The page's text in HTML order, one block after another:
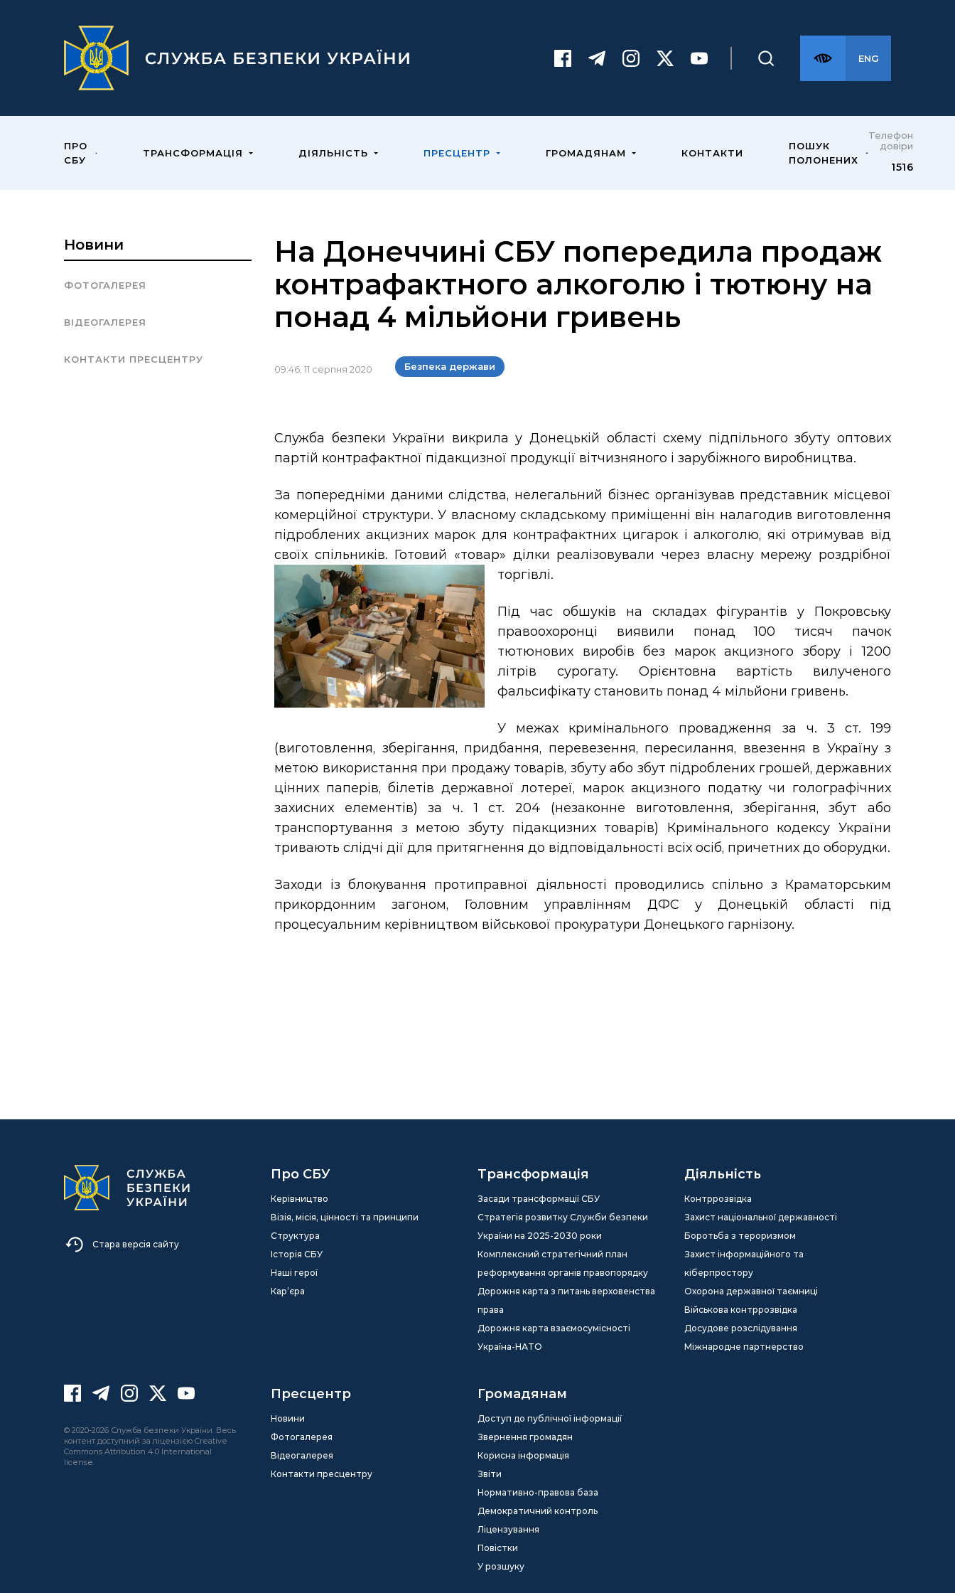
ENG
ПРО
СБУ
ТРАНСФОРМАЦІЯ ДІЯЛЬНІСТЬ ПРЕСЦЕНТР ГРОМАДЯНАМ КОНТАКТИ
ПОШУК
ПОЛОНЕНИХ
Телефон
довіри
1516
Новини
ФОТОГАЛЕРЕЯ
ВІДЕОГАЛЕРЕЯ
КОНТАКТИ ПРЕСЦЕНТРУ
На Донеччині СБУ попередила продаж
контрафактного алкоголю і тютюну на
понад 4 мільйони гривень
09:46, 11 серпня 2020 Безпека держави
Служба безпеки України викрила у Донецькій області схему підпільного збуту оптових
партій контрафактної підакцизної продукції вітчизняного і зарубіжного виробництва.
За попередніми даними слідства, нелегальний бізнес організував представник місцевої
комерційної структури. У власному складському приміщенні він налагодив виготовлення
підроблених акцизних марок для контрафактних цигарок і алкоголю, які отримував від
своїх спільників. Готовий «товар» ділки реалізовували через власну мережу роздрібної
торгівлі.
Під час обшуків на складах фігурантів у Покровську
правоохоронці виявили понад 100 тисяч пачок
тютюнових виробів без марок акцизного збору і 1200
літрів сурогату. Орієнтовна вартість вилученого
фальсифікату становить понад 4 мільйони гривень.
У межах кримінального провадження за ч. 3 ст. 199
(виготовлення, зберігання, придбання, перевезення, пересилання, ввезення в Україну з
метою використання при продажу товарів, збуту або збут підроблених грошей, державних
цінних паперів, білетів державної лотереї, марок акцизного податку чи голографічних
захисних елементів) за ч. 1 ст. 204 (незаконне виготовлення, зберігання, збут або
транспортування з метою збуту підакцизних товарів) Кримінального кодексу України
тривають слідчі дії для притягнення до відповідальності всіх осіб, причетних до оборудки.
Заходи із блокування протиправної діяльності проводились спільно з Краматорським
прикордонним загоном, Головним управлінням ДФС у Донецькій області під
процесуальним керівництвом військової прокуратури Донецького гарнізону.
Стара версія сайту
Про СБУ
Керівництво
Візія, місія, цінності та принципи
Структура
Історія СБУ
Наші герої
Кар’єра
Трансформація
Засади трансформації СБУ
Стратегія розвитку Служби безпеки
України на 2025-2030 роки
Комплексний стратегічний план
реформування органів правопорядку
Дорожня карта з питань верховенства
права
Дорожня карта взаємосумісності
Україна-НАТО
Діяльність
Контррозвідка
Захист національної державності
Боротьба з тероризмом
Захист інформаційного та
кіберпростору
Охорона державної таємниці
Військова контррозвідка
Досудове розслідування
Міжнародне партнерство
Пресцентр
Новини
Фотогалерея
Відеогалерея
Контакти пресцентру
Громадянам
Доступ до публічної інформації
Звернення громадян
Корисна інформація
Звіти
Нормативно-правова база
Демократичний контроль
Ліцензування
Повістки
У розшуку
© 2020-2026 Служба безпеки України. Весь
контент доступний за ліцензією Creative
Commons Attribution 4.0 International
license.